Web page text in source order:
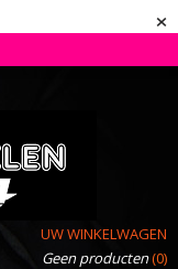
×
UW WINKELWAGEN
Geen producten(0)